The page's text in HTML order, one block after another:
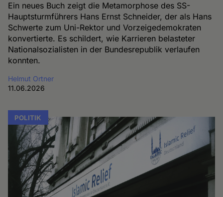
Ein neues Buch zeigt die Metamorphose des SS-
Hauptsturmführers Hans Ernst Schneider, der als Hans
Schwerte zum Uni-Rektor und Vorzeigedemokraten
konvertierte. Es schildert, wie Karrieren belasteter
Nationalsozialisten in der Bundesrepublik verlaufen
konnten.
Helmut Ortner
11.06.2026
POLITIK